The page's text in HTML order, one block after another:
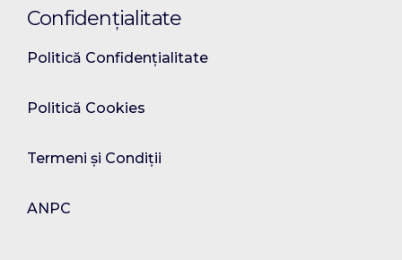
Confidențialitate
Politică Confidențialitate
Politică Cookies
Termeni și Condiții
ANPC